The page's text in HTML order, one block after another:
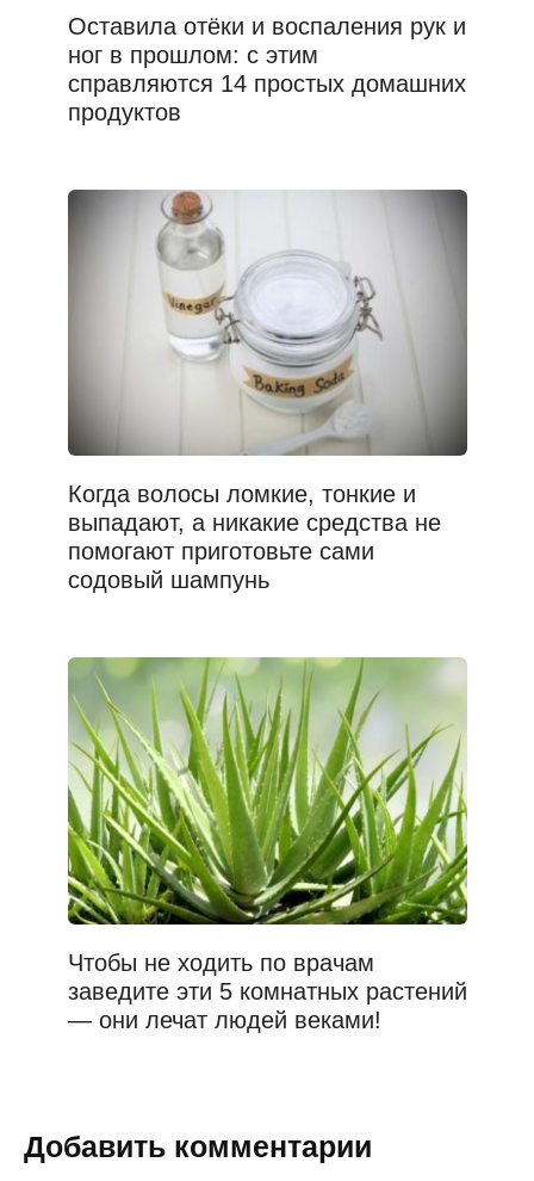
Оставила отёки и воспаления рук и
ног в прошлом: с этим
справляются 14 простых домашних
продуктов
Когда волосы ломкие, тонкие и
выпадают, а никакие средства не
помогают приготовьте сами
содовый шампунь
Чтобы не ходить по врачам
заведите эти 5 комнатных растений
— они лечат людей веками!
Добавить комментарии